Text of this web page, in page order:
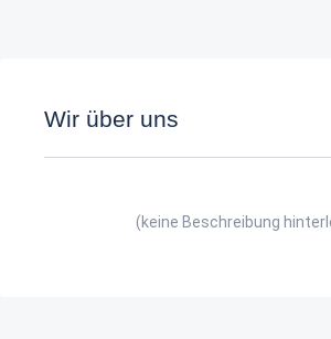
Wir über uns
(keine Beschreibung